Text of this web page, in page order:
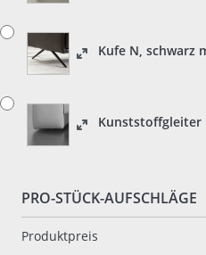
Kufe N, schwarz
Kunststoffgleiter
PRO-STÜCK-AUFSCHLÄGE
Produktpreis